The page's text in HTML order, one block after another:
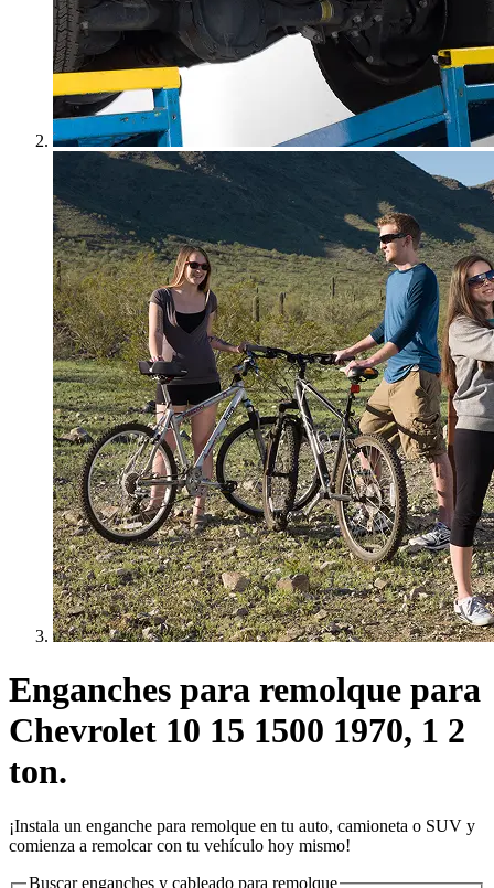
Enganches para remolque para
Chevrolet 10 15 1500 1970, 1 2
ton.
¡Instala un enganche para remolque en tu auto, camioneta o SUV y
comienza a remolcar con tu vehículo hoy mismo!
Buscar enganches y cableado para remolque